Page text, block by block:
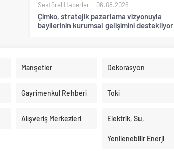
Sektörel Haberler 06.08.2026
Çimko, stratejik pazarlama vizyonuyla
bayilerinin kurumsal gelişimini destekliyor
Manşetler Dekorasyon
Gayrimenkul Rehberi Toki
Alışveriş Merkezleri Elektrik, Su,
Yenilenebilir Enerji